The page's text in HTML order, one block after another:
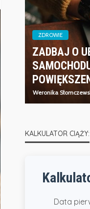
ZDROWIE
ZADBAJ O
Weronika
KALKULATOR CIĄŻY:
Data